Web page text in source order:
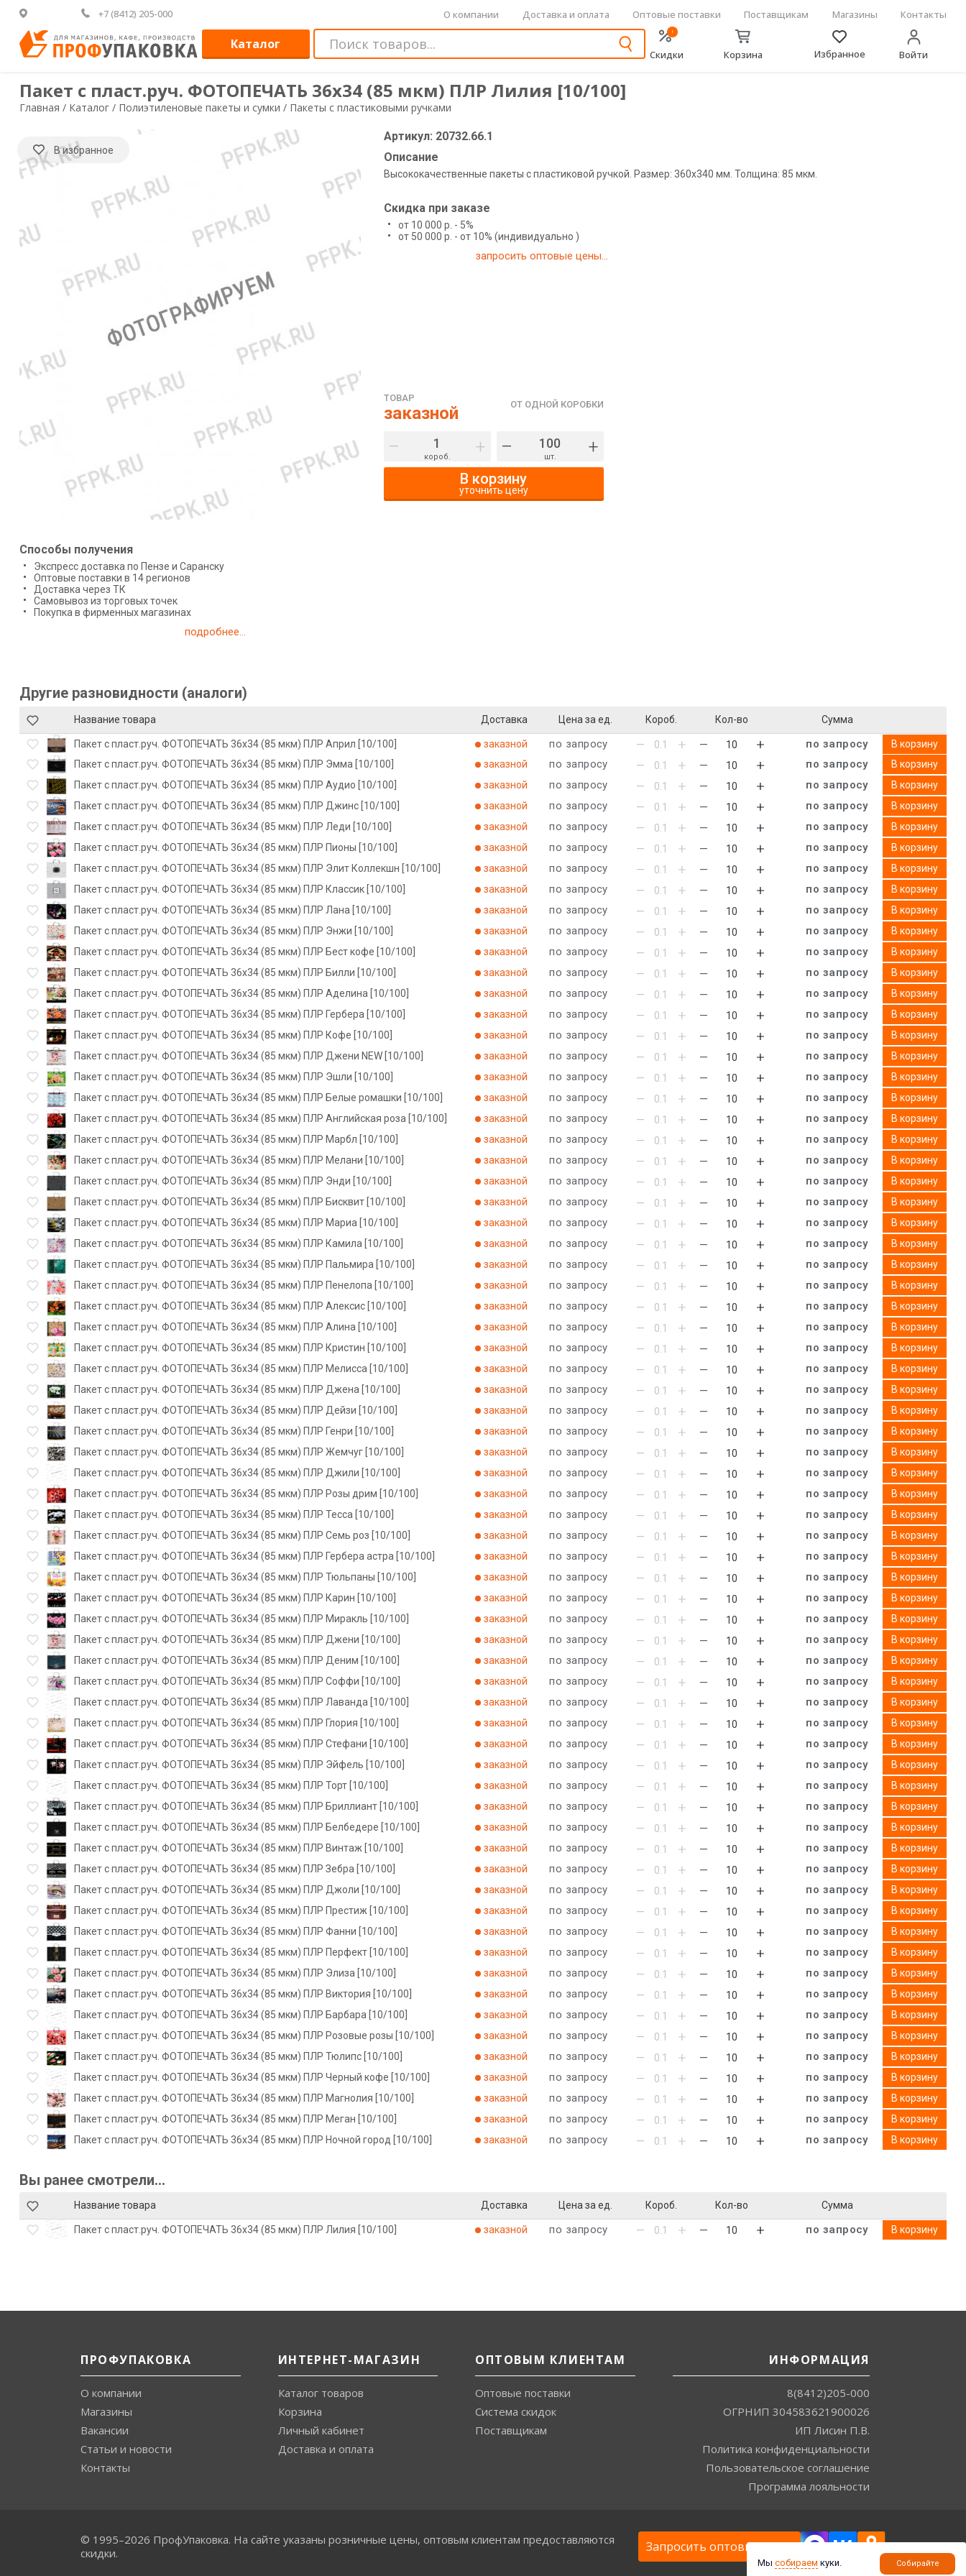
+7 (8412) 205-000 О компании Доставка и оплата Оптовые поставки Поставщикам Магазины Контакты
Каталог
!
Скидки Корзина Избранное Войти
Пакет с пласт.руч. ФОТОПЕЧАТЬ 36х34 (85 мкм) ПЛР Лилия [10/100]
Главная / Каталог / Полиэтиленовые пакеты и сумки / Пакеты с пластиковыми ручками
В избранное
Артикул: 20732.66.1
Описание
Высококачественные пакеты с пластиковой ручкой. Размер: 360х340 мм. Толщина: 85 мкм.
Скидка при заказе
от 10 000 р. - 5%
от 50 000 р. - от 10% (индивидуально )
запросить оптовые цены...
ТОВАР
заказной ОТ ОДНОЙ КОРОБКИ
– короб. + – шт. +
В корзину
уточнить цену
Способы получения
Экспресс доставка по Пензе и Саранску
Оптовые поставки в 14 регионов
Доставка через ТК
Самовывоз из торговых точек
Покупка в фирменных магазинах
подробнее...
Другие разновидности (аналоги)
Название товара Доставка Цена за ед. Короб. Кол-во Сумма
Пакет с пласт.руч. ФОТОПЕЧАТЬ 36х34 (85 мкм) ПЛР Април [10/100] заказной по запросу по запросу
В корзину
Пакет с пласт.руч. ФОТОПЕЧАТЬ 36х34 (85 мкм) ПЛР Эмма [10/100]
заказной по запросу по запросу
В корзину
Пакет с пласт.руч. ФОТОПЕЧАТЬ 36х34 (85 мкм) ПЛР Аудио [10/100]
заказной по запросу по запросу
В корзину
Пакет с пласт.руч. ФОТОПЕЧАТЬ 36х34 (85 мкм) ПЛР Джинс [10/100]
заказной по запросу по запросу
В корзину
Пакет с пласт.руч. ФОТОПЕЧАТЬ 36х34 (85 мкм) ПЛР Леди [10/100]
заказной по запросу по запросу
В корзину
Пакет с пласт.руч. ФОТОПЕЧАТЬ 36х34 (85 мкм) ПЛР Пионы [10/100]
заказной по запросу по запросу
В корзину
Пакет с пласт.руч. ФОТОПЕЧАТЬ 36х34 (85 мкм) ПЛР Элит Коллекшн [10/100]
заказной по запросу по запросу
В корзину
Пакет с пласт.руч. ФОТОПЕЧАТЬ 36х34 (85 мкм) ПЛР Классик [10/100]
заказной по запросу по запросу
В корзину
Пакет с пласт.руч. ФОТОПЕЧАТЬ 36х34 (85 мкм) ПЛР Лана [10/100]
заказной по запросу по запросу
В корзину
Пакет с пласт.руч. ФОТОПЕЧАТЬ 36х34 (85 мкм) ПЛР Энжи [10/100]
заказной по запросу по запросу
В корзину
Пакет с пласт.руч. ФОТОПЕЧАТЬ 36х34 (85 мкм) ПЛР Бест кофе [10/100]
заказной по запросу по запросу
В корзину
Пакет с пласт.руч. ФОТОПЕЧАТЬ 36х34 (85 мкм) ПЛР Билли [10/100]
заказной по запросу по запросу
В корзину
Пакет с пласт.руч. ФОТОПЕЧАТЬ 36х34 (85 мкм) ПЛР Аделина [10/100]
заказной по запросу по запросу
В корзину
Пакет с пласт.руч. ФОТОПЕЧАТЬ 36х34 (85 мкм) ПЛР Гербера [10/100]
заказной по запросу по запросу
В корзину
Пакет с пласт.руч. ФОТОПЕЧАТЬ 36х34 (85 мкм) ПЛР Кофе [10/100]
заказной по запросу по запросу
В корзину
Пакет с пласт.руч. ФОТОПЕЧАТЬ 36х34 (85 мкм) ПЛР Джени NEW [10/100]
заказной по запросу по запросу
В корзину
Пакет с пласт.руч. ФОТОПЕЧАТЬ 36х34 (85 мкм) ПЛР Эшли [10/100]
заказной по запросу по запросу
В корзину
Пакет с пласт.руч. ФОТОПЕЧАТЬ 36х34 (85 мкм) ПЛР Белые ромашки [10/100]
заказной по запросу по запросу
В корзину
Пакет с пласт.руч. ФОТОПЕЧАТЬ 36х34 (85 мкм) ПЛР Английская роза [10/100]
заказной по запросу по запросу
В корзину
Пакет с пласт.руч. ФОТОПЕЧАТЬ 36х34 (85 мкм) ПЛР Марбл [10/100]
заказной по запросу по запросу
В корзину
Пакет с пласт.руч. ФОТОПЕЧАТЬ 36х34 (85 мкм) ПЛР Мелани [10/100]
заказной по запросу по запросу
В корзину
Пакет с пласт.руч. ФОТОПЕЧАТЬ 36х34 (85 мкм) ПЛР Энди [10/100]
заказной по запросу по запросу
В корзину
Пакет с пласт.руч. ФОТОПЕЧАТЬ 36х34 (85 мкм) ПЛР Бисквит [10/100]
заказной по запросу по запросу
В корзину
Пакет с пласт.руч. ФОТОПЕЧАТЬ 36х34 (85 мкм) ПЛР Мариа [10/100]
заказной по запросу по запросу
В корзину
Пакет с пласт.руч. ФОТОПЕЧАТЬ 36х34 (85 мкм) ПЛР Камила [10/100]
заказной по запросу по запросу
В корзину
Пакет с пласт.руч. ФОТОПЕЧАТЬ 36х34 (85 мкм) ПЛР Пальмира [10/100]
заказной по запросу по запросу
В корзину
Пакет с пласт.руч. ФОТОПЕЧАТЬ 36х34 (85 мкм) ПЛР Пенелопа [10/100]
заказной по запросу по запросу
В корзину
Пакет с пласт.руч. ФОТОПЕЧАТЬ 36х34 (85 мкм) ПЛР Алексис [10/100]
заказной по запросу по запросу
В корзину
Пакет с пласт.руч. ФОТОПЕЧАТЬ 36х34 (85 мкм) ПЛР Алина [10/100]
заказной по запросу по запросу
В корзину
Пакет с пласт.руч. ФОТОПЕЧАТЬ 36х34 (85 мкм) ПЛР Кристин [10/100]
заказной по запросу по запросу
В корзину
Пакет с пласт.руч. ФОТОПЕЧАТЬ 36х34 (85 мкм) ПЛР Мелисса [10/100]
заказной по запросу по запросу
В корзину
Пакет с пласт.руч. ФОТОПЕЧАТЬ 36х34 (85 мкм) ПЛР Джена [10/100]
заказной по запросу по запросу
В корзину
Пакет с пласт.руч. ФОТОПЕЧАТЬ 36х34 (85 мкм) ПЛР Дейзи [10/100]
заказной по запросу по запросу
В корзину
Пакет с пласт.руч. ФОТОПЕЧАТЬ 36х34 (85 мкм) ПЛР Генри [10/100]
заказной по запросу по запросу
В корзину
Пакет с пласт.руч. ФОТОПЕЧАТЬ 36х34 (85 мкм) ПЛР Жемчуг [10/100]
заказной по запросу по запросу
В корзину
Пакет с пласт.руч. ФОТОПЕЧАТЬ 36х34 (85 мкм) ПЛР Джили [10/100]
заказной по запросу по запросу
В корзину
Пакет с пласт.руч. ФОТОПЕЧАТЬ 36х34 (85 мкм) ПЛР Розы дрим [10/100]
заказной по запросу по запросу
В корзину
Пакет с пласт.руч. ФОТОПЕЧАТЬ 36х34 (85 мкм) ПЛР Тесса [10/100]
заказной по запросу по запросу
В корзину
Пакет с пласт.руч. ФОТОПЕЧАТЬ 36х34 (85 мкм) ПЛР Семь роз [10/100]
заказной по запросу по запросу
В корзину
Пакет с пласт.руч. ФОТОПЕЧАТЬ 36х34 (85 мкм) ПЛР Гербера астра [10/100]
заказной по запросу по запросу
В корзину
Пакет с пласт.руч. ФОТОПЕЧАТЬ 36х34 (85 мкм) ПЛР Тюльпаны [10/100]
заказной по запросу по запросу
В корзину
Пакет с пласт.руч. ФОТОПЕЧАТЬ 36х34 (85 мкм) ПЛР Карин [10/100]
заказной по запросу по запросу
В корзину
Пакет с пласт.руч. ФОТОПЕЧАТЬ 36х34 (85 мкм) ПЛР Миракль [10/100]
заказной по запросу по запросу
В корзину
Пакет с пласт.руч. ФОТОПЕЧАТЬ 36х34 (85 мкм) ПЛР Джени [10/100]
заказной по запросу по запросу
В корзину
Пакет с пласт.руч. ФОТОПЕЧАТЬ 36х34 (85 мкм) ПЛР Деним [10/100]
заказной по запросу по запросу
В корзину
Пакет с пласт.руч. ФОТОПЕЧАТЬ 36х34 (85 мкм) ПЛР Соффи [10/100]
заказной по запросу по запросу
В корзину
Пакет с пласт.руч. ФОТОПЕЧАТЬ 36х34 (85 мкм) ПЛР Лаванда [10/100]
заказной по запросу по запросу
В корзину
Пакет с пласт.руч. ФОТОПЕЧАТЬ 36х34 (85 мкм) ПЛР Глория [10/100]
заказной по запросу по запросу
В корзину
Пакет с пласт.руч. ФОТОПЕЧАТЬ 36х34 (85 мкм) ПЛР Стефани [10/100]
заказной по запросу по запросу
В корзину
Пакет с пласт.руч. ФОТОПЕЧАТЬ 36х34 (85 мкм) ПЛР Эйфель [10/100]
заказной по запросу по запросу
В корзину
Пакет с пласт.руч. ФОТОПЕЧАТЬ 36х34 (85 мкм) ПЛР Торт [10/100]
заказной по запросу по запросу
В корзину
Пакет с пласт.руч. ФОТОПЕЧАТЬ 36х34 (85 мкм) ПЛР Бриллиант [10/100]
заказной по запросу по запросу
В корзину
Пакет с пласт.руч. ФОТОПЕЧАТЬ 36х34 (85 мкм) ПЛР Белбедере [10/100]
заказной по запросу по запросу
В корзину
Пакет с пласт.руч. ФОТОПЕЧАТЬ 36х34 (85 мкм) ПЛР Винтаж [10/100]
заказной по запросу по запросу
В корзину
Пакет с пласт.руч. ФОТОПЕЧАТЬ 36х34 (85 мкм) ПЛР Зебра [10/100]
заказной по запросу по запросу
В корзину
Пакет с пласт.руч. ФОТОПЕЧАТЬ 36х34 (85 мкм) ПЛР Джоли [10/100]
заказной по запросу по запросу
В корзину
Пакет с пласт.руч. ФОТОПЕЧАТЬ 36х34 (85 мкм) ПЛР Престиж [10/100]
заказной по запросу по запросу
В корзину
Пакет с пласт.руч. ФОТОПЕЧАТЬ 36х34 (85 мкм) ПЛР Фанни [10/100]
заказной по запросу по запросу
В корзину
Пакет с пласт.руч. ФОТОПЕЧАТЬ 36х34 (85 мкм) ПЛР Перфект [10/100]
заказной по запросу по запросу
В корзину
Пакет с пласт.руч. ФОТОПЕЧАТЬ 36х34 (85 мкм) ПЛР Элиза [10/100]
заказной по запросу по запросу
В корзину
Пакет с пласт.руч. ФОТОПЕЧАТЬ 36х34 (85 мкм) ПЛР Виктория [10/100]
заказной по запросу по запросу
В корзину
Пакет с пласт.руч. ФОТОПЕЧАТЬ 36х34 (85 мкм) ПЛР Барбара [10/100]
заказной по запросу по запросу
В корзину
Пакет с пласт.руч. ФОТОПЕЧАТЬ 36х34 (85 мкм) ПЛР Розовые розы [10/100]
заказной по запросу по запросу
В корзину
Пакет с пласт.руч. ФОТОПЕЧАТЬ 36х34 (85 мкм) ПЛР Тюлипс [10/100]
заказной по запросу по запросу
В корзину
Пакет с пласт.руч. ФОТОПЕЧАТЬ 36х34 (85 мкм) ПЛР Черный кофе [10/100]
заказной по запросу по запросу
В корзину
Пакет с пласт.руч. ФОТОПЕЧАТЬ 36х34 (85 мкм) ПЛР Магнолия [10/100]
заказной по запросу по запросу
В корзину
Пакет с пласт.руч. ФОТОПЕЧАТЬ 36х34 (85 мкм) ПЛР Меган [10/100]
заказной по запросу по запросу
В корзину
Пакет с пласт.руч. ФОТОПЕЧАТЬ 36х34 (85 мкм) ПЛР Ночной город [10/100]
заказной по запросу по запросу В корзину
Вы ранее смотрели...
Название товара Доставка Цена за ед. Короб. Кол-во Сумма
Пакет с пласт.руч. ФОТОПЕЧАТЬ 36х34 (85 мкм) ПЛР Лилия [10/100] заказной по запросу по запросу В корзину
ПРОФУПАКОВКА
О компании
Магазины
Вакансии
Статьи и новости
Контакты
ИНТЕРНЕТ-МАГАЗИН
Каталог товаров
Корзина
Личный кабинет
Доставка и оплата
ОПТОВЫМ КЛИЕНТАМ
Оптовые поставки
Система скидок
Поставщикам
ИНФОРМАЦИЯ
8(8412)205-000
ОГРНИП 304583621900026
ИП Лисин П.В.
Политика конфиденциальности
Пользовательское соглашение
Программа лояльности
© 1995–2026 ПрофУпаковка. На сайте указаны розничные цены, оптовым клиентам предоставляются
скидки.
Запросить оптовые цены
Мы собираем куки. Собирайте